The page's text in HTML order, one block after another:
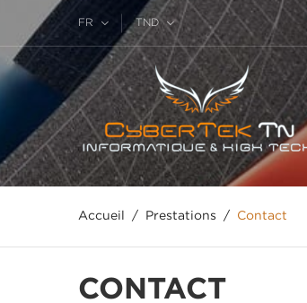
FR TND
Accueil Prestations Contact
CONTACT